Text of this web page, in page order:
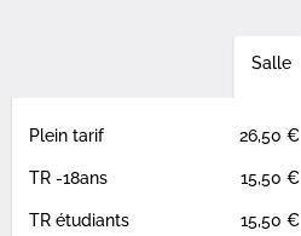
Salle
Plein tarif 26,50 €
TR -18ans 15,50 €
TR étudiants 15,50 €